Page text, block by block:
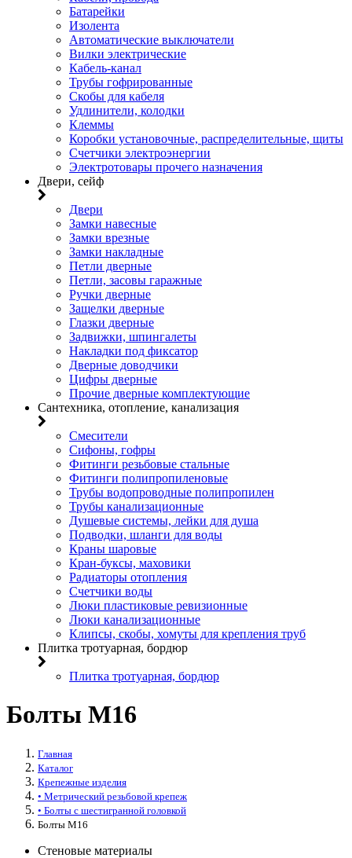
Батарейки
Изолента
Автоматические выключатели
Вилки электрические
Кабель-канал
Трубы гофрированные
Скобы для кабеля
Удлинители, колодки
Клеммы
Коробки установочные, распределительные, щиты
Счетчики электроэнергии
Электротовары прочего назначения
Двери, сейф
Двери
Замки навесные
Замки врезные
Замки накладные
Петли дверные
Петли, засовы гаражные
Ручки дверные
Защелки дверные
Глазки дверные
Задвижки, шпингалеты
Накладки под фиксатор
Дверные доводчики
Цифры дверные
Прочие дверные комплектующие
Сантехника, отопление, канализация
Смесители
Сифоны, гофры
Фитинги резьбовые стальные
Фитинги полипропиленовые
Трубы водопроводные полипропилен
Трубы канализационные
Душевые системы, лейки для душа
Подводки, шланги для воды
Краны шаровые
Кран-буксы, маховики
Радиаторы отопления
Счетчики воды
Люки пластиковые ревизионные
Люки канализационные
Клипсы, скобы, хомуты для крепления труб
Плитка тротуарная, бордюр
Плитка тротуарная, бордюр
Болты М16
Главная
Каталог
Крепежные изделия
• Метрический резьбовой крепеж
• Болты с шестигранной головкой
Болты М16
Стеновые материалы